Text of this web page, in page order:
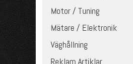
Motor / Tuning
Mätare / Elektronik
Väghållning
Reklam Artiklar